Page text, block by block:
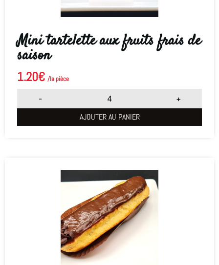
Mini tartelette aux fruits frais de
saison
1.20€ /la pièce
- +
AJOUTER AU PANIER